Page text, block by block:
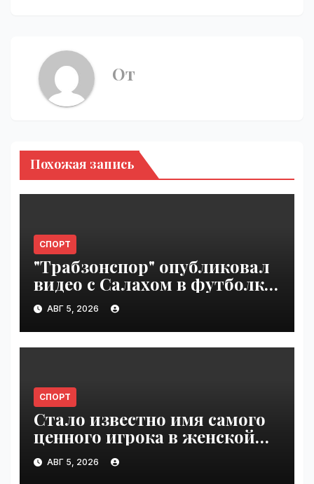
От
Похожая запись
СПОРТ
"Трабзонспор" опубликовал
видео с Салахом в футболке
турецкого клуба | VseTime.ru
АВГ 5, 2026
СПОРТ
Стало известно имя самого
ценного игрока в женской
гандбольной Суперлиге |
VseTime.ru
АВГ 5, 2026